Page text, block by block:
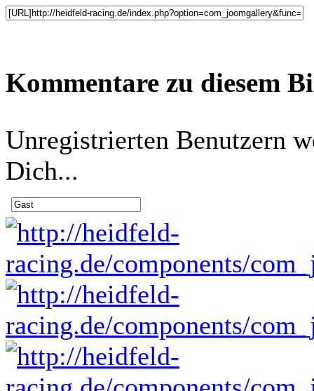
Kommentare zu diesem
Unregistrierten Benutzern
Dich...